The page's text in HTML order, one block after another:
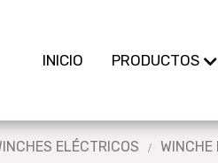
INICIO PRODUCTOS
ELÉCTRICOS WINCHE